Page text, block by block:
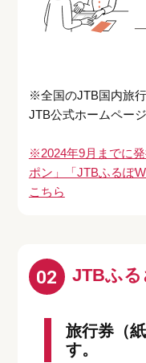
※全国のJTB国内旅
JTB公式ホームペー
※2024年9月までに
ポン」「JTBふるぽ
こちら
02 JTBふる
旅行券（
す。